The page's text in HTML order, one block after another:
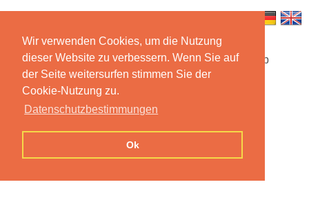
Wir verwenden Cookies, um die Nutzung
dieser Website zu verbessern. Wenn Sie auf
der Seite weitersurfen stimmen Sie der
Cookie-Nutzung zu.
Datenschutzbestimmungen
Ok
Startseite Funktionen Mobile App
Preise
Kontakt Impressum